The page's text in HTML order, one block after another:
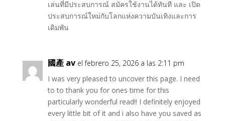
เล่นที่มีประสบการณ์ สมัครใช้งานได้ทันที และ เปิด
ประสบการณ์ใหม่กับโลกแห่งความบันเทิงและการ
เดิมพัน
國產 av el febrero 25, 2026 a las 2:11 pm
I was very pleased to uncover this page. I need
to to thank you for ones time for this
particularly wonderful read!! I definitely enjoyed
every little bit of it and i also have you saved as